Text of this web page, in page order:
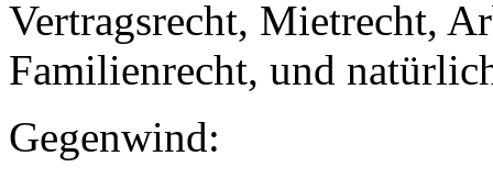
Vertragsrecht, Mietrecht,
Familienrecht, und
Gegenwind: